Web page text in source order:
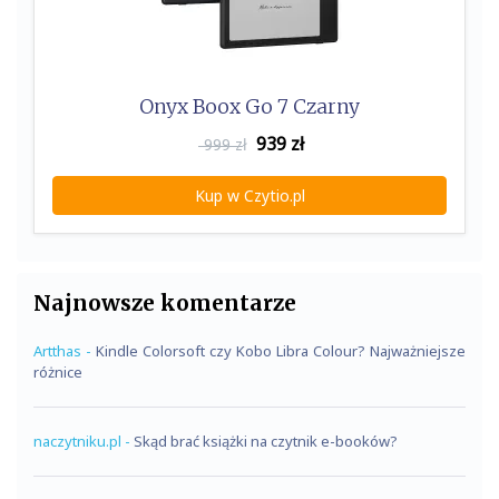
Onyx Boox Go 7 Czarny
999 zł 939 zł
Kup w Czytio.pl
Najnowsze komentarze
Artthas - Kindle Colorsoft czy Kobo Libra Colour? Najważniejsze
różnice
naczytniku.pl - Skąd brać książki na czytnik e-booków?